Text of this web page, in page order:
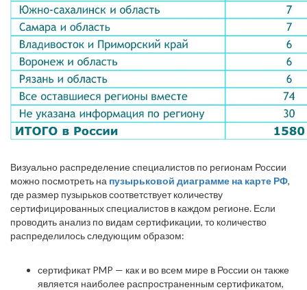
Визуально распределение специалистов по регионам России
можно посмотреть на пузырьковой диаграмме на карте РФ,
где размер пузырьков соответствует количеству
сертифицированных специалистов в каждом регионе. Если
проводить анализ по видам сертификации, то количество
распределилось следующим образом:
сертификат PMP — как и во всем мире в России он также
является наиболее распространенным сертификатом,